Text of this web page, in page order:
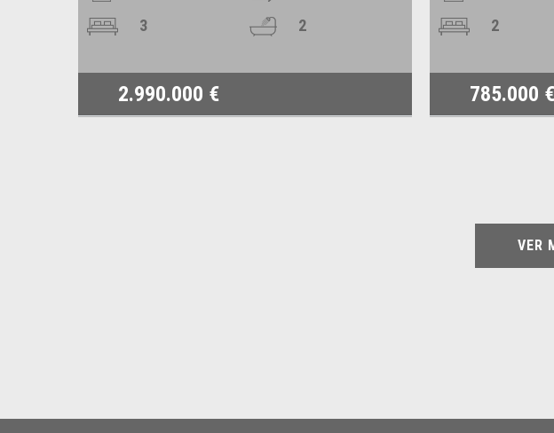
3
2
2.990.000 €
2
785.000 €
VER